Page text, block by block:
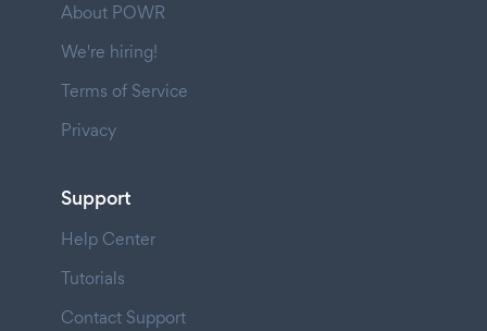
About POWR
We're hiring!
Terms of Service
Privacy
Support
Help Center
Tutorials
Contact Support